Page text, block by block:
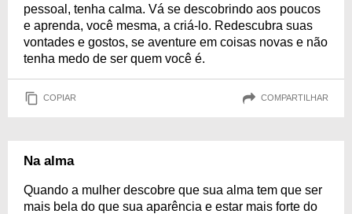
pessoal, tenha calma. Vá se descobrindo aos poucos
e aprenda, você mesma, a criá-lo. Redescubra suas
vontades e gostos, se aventure em coisas novas e não
tenha medo de ser quem você é.
COPIAR COMPARTILHAR
Na alma
Quando a mulher descobre que sua alma tem que ser
mais bela do que sua aparência e estar mais forte do